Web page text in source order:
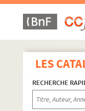
LES
RECHERCHE
57. Lefèvre (M.
58. Pierre Le
59. « Tractatus
60-61.
62-63.
64. Broyart,
65. Broyart,